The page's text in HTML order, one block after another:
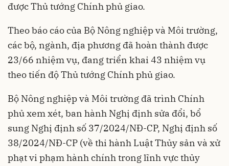
được Thủ tướng Chính phủ giao.
Theo báo cáo của Bộ Nông nghiệp và Môi trường,
các bộ, ngành, địa phương đã hoàn thành được
23/66 nhiệm vụ, đang triển khai 43 nhiệm vụ
theo tiến độ Thủ tướng Chính phủ giao.
Bộ Nông nghiệp và Môi trường đã trình Chính
phủ xem xét, ban hành Nghị định sửa đổi, bổ
sung Nghị định số 37/2024/NĐ-CP, Nghị định số
38/2024/NĐ-CP (về thi hành Luật Thủy sản và xử
phạt vi phạm hành chính trong lĩnh vực thủy